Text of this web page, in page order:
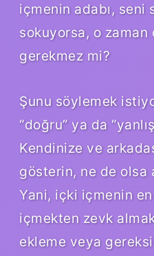
içmenin adabı, seni
sokuyorsa, o zaman
gerekmez mi?
Şunu söylemek
“doğru” ya da
Kendinize ve
gösterin, ne de olsa
Yani, içki içmenin
içmekten zevk
ekleme veya